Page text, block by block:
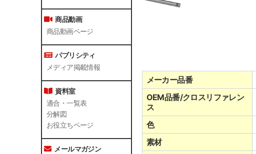
商品動画
商品動画ページ
パブリシティ
メディア掲載情報
資料室
適合・一覧表
分解図
お役立ちページ
メールマガジン
メーカー品番
OEM品番/クロスリファレン
ス
色
素材